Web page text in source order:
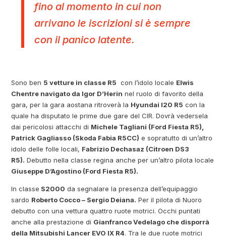
fino al momento in cui non
arrivano le iscrizioni si è sempre
con il panico latente.
Sono ben 5 vetture in classe R5 con l’idolo locale Elwis
Chentre navigato da Igor D’Herin nel ruolo di favorito della
gara, per la gara aostana ritroverà la Hyundai I20 R5 con la
quale ha disputato le prime due gare del CIR. Dovrà vedersela
dai pericolosi attacchi di Michele Tagliani (Ford Fiesta R5),
Patrick Gagliasso (Skoda Fabia R5CC) e sopratutto di un’altro
idolo delle folle locali, Fabrizio Dechasaz (Citroen DS3
R5). Debutto nella classe regina anche per un’altro pilota locale
Giuseppe D’Agostino (Ford Fiesta R5).
In classe S2000 da segnalare la presenza dell’equipaggio
sardo Roberto Cocco – Sergio Deiana. Per il pilota di Nuoro
debutto con una vettura quattro ruote motrici. Occhi puntati
anche alla prestazione di Gianfranco Vedelago che disporrà
della Mitsubishi Lancer EVO IX R4. Tra le due ruote motrici